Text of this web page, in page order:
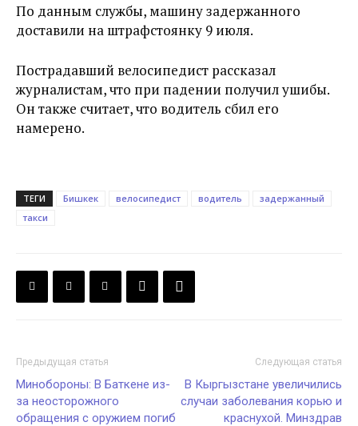
По данным службы, машину задержанного
доставили на штрафстоянку 9 июля.
Пострадавший велосипедист рассказал
журналистам, что при падении получил ушибы.
Он также считает, что водитель сбил его
намерено.
ТЕГИ Бишкек велосипедист водитель
задержанный
такси
Предыдущая статья
Минобороны: В Баткене из-
за неосторожного
обращения с оружием погиб
Следующая статья
В Кыргызстане увеличились
случаи заболевания корью и
краснухой. Минздрав